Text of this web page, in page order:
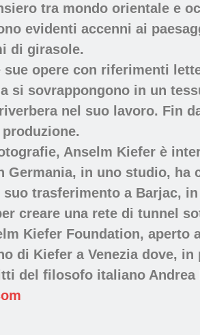
tra mondo orientale e
evidenti accenni ai
di girasole.
opere con riferimenti
si sovrappongono in un
nel suo lavoro. Fin
Anselm Kiefer è
in uno studio,
trasferimento a Barjac,
creare una rete di tunnel
Kiefer Foundation, aperto
di Kiefer a Venezia dove,
del filosofo italiano Andrea